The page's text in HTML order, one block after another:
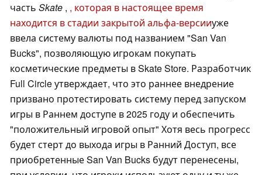
часть Skate , , которая в настоящее время
находится в стадии закрытой альфа-версииуже
ввела систему валюты под названием "San Van
Bucks", позволяющую игрокам покупать
косметические предметы в Skate Store. Разработчик
Full Circle утверждает, что это раннее внедрение
призвано протестировать систему перед запуском
игры в Раннем доступе в 2025 году и обеспечить
"положительный игровой опыт" Хотя весь прогресс
будет стерт до выхода игры в Ранний Доступ, все
приобретенные San Van Bucks будут перенесены,